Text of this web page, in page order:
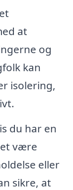
at
og
kan
isolering,
du har en
være
eller
sikre, at